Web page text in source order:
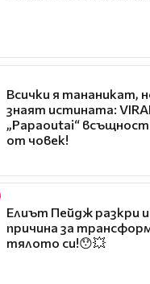
Всички я тананикат,
знаят истината:
„Papaoutai“
от човек!
Елиът Пейдж разкри
причина за
тялото си!😯💥